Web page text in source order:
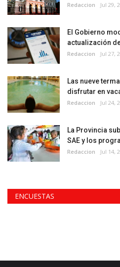
Redaccion Jul 29,
El Gobierno
actualización
Redaccion Jul 27,
Las nueve
disfrutar en
Redaccion Jul 24,
La Provincia
SAE y los
Redaccion Jul 14,
ENCUESTAS